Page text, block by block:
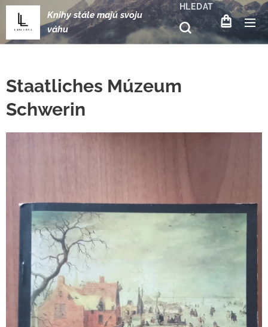
Knihy stále majú svoju
váhu
HLEDAT
Staatliches Múzeum
Schwerin